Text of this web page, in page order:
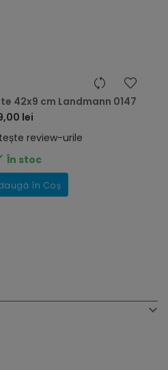
42x9 cm Landmann 0147
lei
review-urile
În stoc
în Coș
